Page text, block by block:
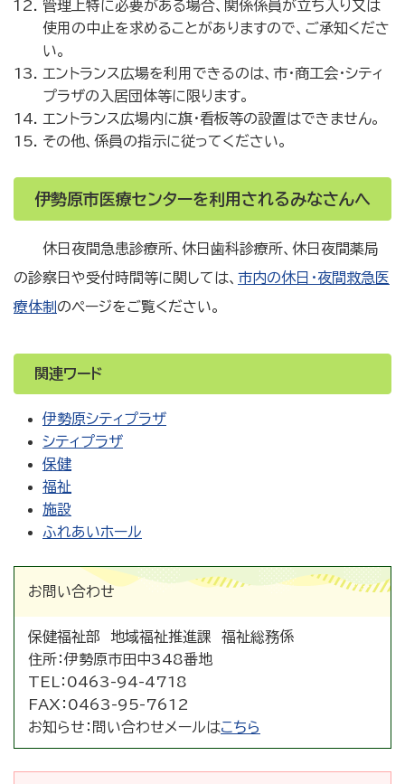
管理上特に必要がある場合、関係係員が立ち入り又は
使用の中止を求めることがありますので、ご承知くださ
い。
エントランス広場を利用できるのは、市・商工会・シティ
プラザの入居団体等に限ります。
エントランス広場内に旗・看板等の設置はできません。
その他、係員の指示に従ってください。
伊勢原市医療センターを利用されるみなさんへ
休日夜間急患診療所、休日歯科診療所、休日夜間薬局
の診察日や受付時間等に関しては、 市内の休日・夜間救急医
療体制 のページをご覧ください。
関連ワード
伊勢原シティプラザ
シティプラザ
保健
福祉
施設
ふれあいホール
お問い合わせ
保健福祉部 地域福祉推進課 福祉総務係
住所：伊勢原市田中348番地
TEL： 0463-94-4718
FAX： 0463-95-7612
お知らせ： 問い合わせメールはこちら